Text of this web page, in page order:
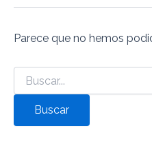
Parece que no hemos